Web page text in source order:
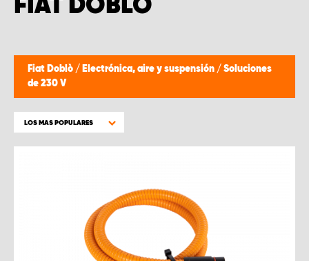
FIAT DOBLÒ
Fiat Doblò / Electrónica, aire y suspensión / Soluciones
de 230 V
LOS MAS POPULARES